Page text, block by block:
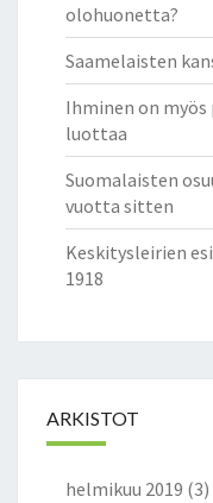
olohuonetta?
Saamelaisten
Ihminen on
luottaa
Suomalaisten
vuotta sitten
Keskitysleirien
1918
ARKISTOT
helmikuu 2019 (3)